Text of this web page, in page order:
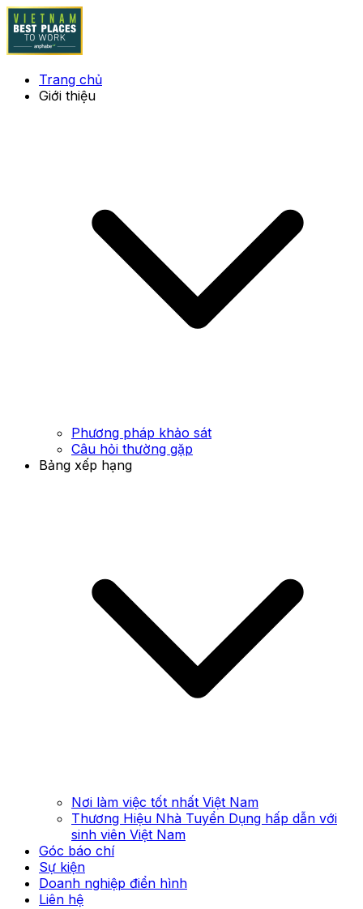
Trang chủ
Giới thiệu
Phương pháp khảo sát
Câu hỏi thường gặp
Bảng xếp hạng
Nơi làm việc tốt nhất Việt Nam
Thương Hiệu Nhà Tuyển Dụng hấp dẫn với
sinh viên Việt Nam
Góc báo chí
Sự kiện
Doanh nghiệp điển hình
Liên hệ